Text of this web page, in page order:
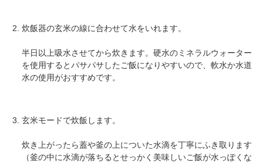
炊飯器の玄米の線に合わせて水をいれます。
半日以上吸水させてから炊きます。硬水のミネラルウォーター
を使用するとパサパサしたご飯になりやすいので、軟水か水道
水の使用がおすすめです。
玄米モードで炊飯します。
炊き上がったら蓋や釜の上についた水滴を丁寧にふき取ります
（釜の中に水滴が落ちるとせっかく美味しいご飯が水っぽくな
新規会員様限定
ご用意しました🎁
会員登録ありがとうございます！
＼ ご登録の感謝を込めて ／
新規会員様限定特典クーポン
300